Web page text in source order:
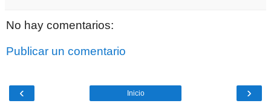
No hay comentarios:
Publicar un comentario
‹ ›
Inicio